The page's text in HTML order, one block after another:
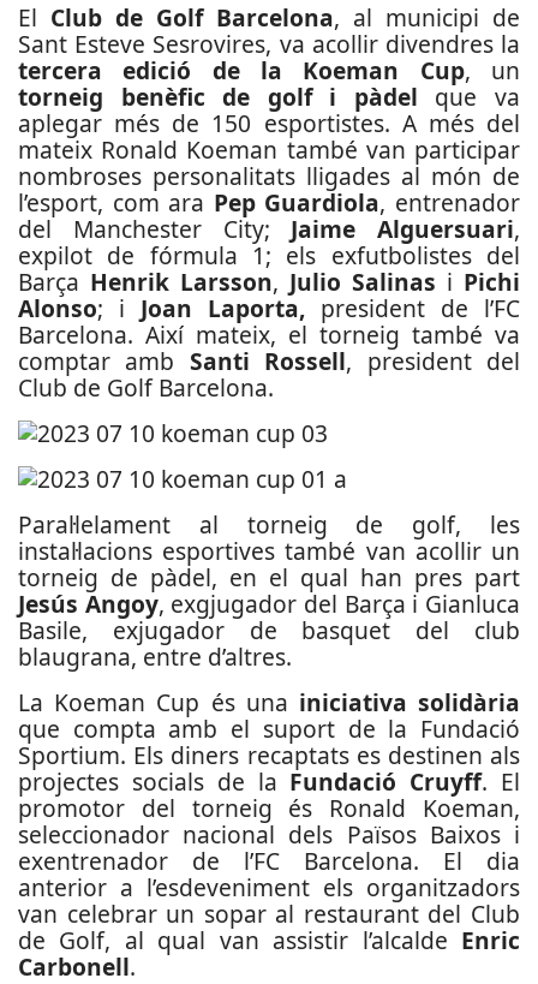
El Club de Golf Barcelona, al municipi de
Sant Esteve Sesrovires, va acollir divendres la
tercera edició de la Koeman Cup, un
torneig benèfic de golf i pàdel que va
aplegar més de 150 esportistes. A més del
mateix Ronald Koeman també van participar
nombroses personalitats lligades al món de
l’esport, com ara Pep Guardiola, entrenador
del Manchester City; Jaime Alguersuari,
expilot de fórmula 1; els exfutbolistes del
Barça Henrik Larsson, Julio Salinas i Pichi
Alonso; i Joan Laporta, president de l’FC
Barcelona. Així mateix, el torneig també va
comptar amb Santi Rossell, president del
Club de Golf Barcelona.
Paral·lelament al torneig de golf, les
instal·lacions esportives també van acollir un
torneig de pàdel, en el qual han pres part
Jesús Angoy, exgjugador del Barça i Gianluca
Basile, exjugador de basquet del club
blaugrana, entre d’altres.
La Koeman Cup és una iniciativa solidària
que compta amb el suport de la Fundació
Sportium. Els diners recaptats es destinen als
projectes socials de la Fundació Cruyff. El
promotor del torneig és Ronald Koeman,
seleccionador nacional dels Països Baixos i
exentrenador de l’FC Barcelona. El dia
anterior a l’esdeveniment els organitzadors
van celebrar un sopar al restaurant del Club
de Golf, al qual van assistir l’alcalde Enric
Carbonell.